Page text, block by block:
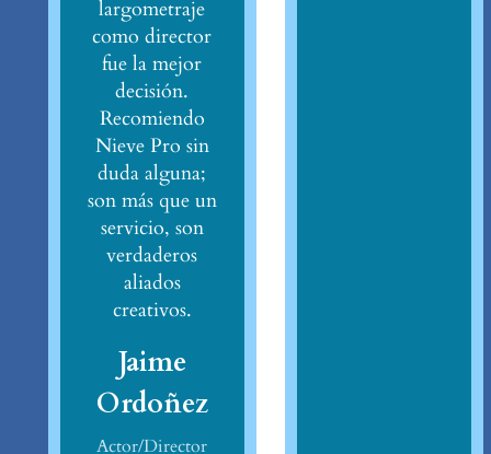
largometraje
como director
fue la mejor
decisión.
Recomiendo
Nieve Pro sin
duda alguna;
son más que un
servicio, son
verdaderos
aliados
creativos.
Jaime
Ordoñez
Actor/Director